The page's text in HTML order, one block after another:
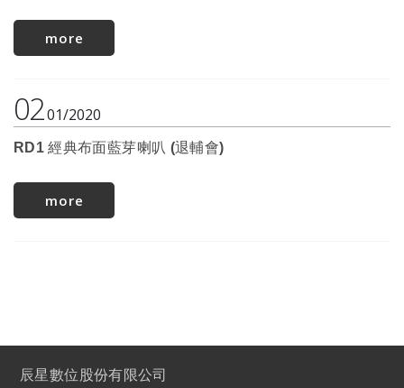
more
0201 2020
RD1 經典布面藍芽喇叭 (退輔會)
more
辰星數位股份有限公司